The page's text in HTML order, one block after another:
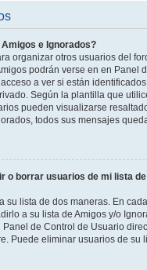
e Ignorados?
organizar otros usuarios del
podrán verse en en Panel
a ver si están
Según la plantilla que
pueden visualizarse
todos sus mensajes
o borrar usuarios de mi lista
su lista de dos maneras. En
a su lista de Amigos y/o
de Control de Usuario
Puede eliminar usuarios de su